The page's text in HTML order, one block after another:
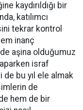
kaydırıldığı bir
katılımcı
tekrar kontrol
inanç
aşina olduğumuz
israf
bu yıl ele almak
de
hem de bir